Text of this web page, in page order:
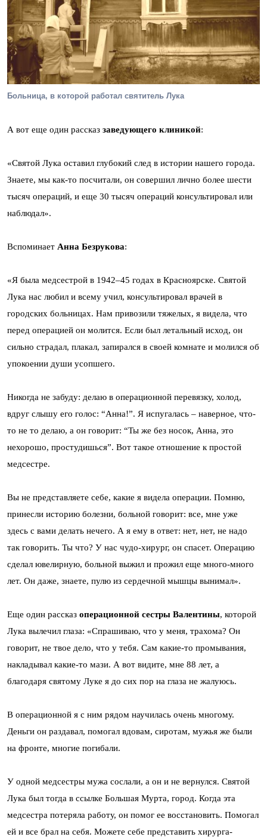
Больница, в которой работал святитель Лука
А вот еще один рассказ заведующего клиникой:
«Святой Лука оставил глубокий след в истории нашего города.
Знаете, мы как-то посчитали, он совершил лично более шести
тысяч операций, и еще 30 тысяч операций консультировал или
наблюдал».
Вспоминает Анна Безрукова:
«Я была медсестрой в 1942–45 годах в Красноярске. Святой
Лука нас любил и всему учил, консультировал врачей в
городских больницах. Нам привозили тяжелых, я видела, что
перед операцией он молится. Если был летальный исход, он
сильно страдал, плакал, запирался в своей комнате и молился об
упокоении души усопшего.
Никогда не забуду: делаю в операционной перевязку, холод,
вдруг слышу его голос: “Анна!”. Я испугалась – наверное, что-
то не то делаю, а он говорит: “Ты же без носок, Анна, это
нехорошо, простудишься”. Вот такое отношение к простой
медсестре.
Вы не представляете себе, какие я видела операции. Помню,
принесли историю болезни, больной говорит: все, мне уже
здесь с вами делать нечего. А я ему в ответ: нет, нет, не надо
так говорить. Ты что? У нас чудо-хирург, он спасет. Операцию
сделал ювелирную, больной выжил и прожил еще много-много
лет. Он даже, знаете, пулю из сердечной мышцы вынимал».
Еще один рассказ операционной сестры Валентины, которой
Лука вылечил глаза: «Спрашиваю, что у меня, трахома? Он
говорит, не твое дело, что у тебя. Сам какие-то промывания,
накладывал какие-то мази. А вот видите, мне 88 лет, а
благодаря святому Луке я до сих пор на глаза не жалуюсь.
В операционной я с ним рядом научилась очень многому.
Деньги он раздавал, помогал вдовам, сиротам, мужья же были
на фронте, многие погибали.
У одной медсестры мужа сослали, а он и не вернулся. Святой
Лука был тогда в ссылке Большая Мурта, город. Когда эта
медсестра потеряла работу, он помог ее восстановить. Помогал
ей и все брал на себя. Можете себе представить хирурга-